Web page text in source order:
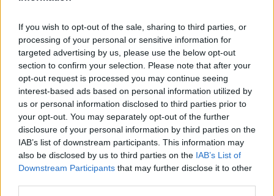
If you wish to opt-out of the sale, sharing to third parties, or
processing of your personal or sensitive information for
targeted advertising by us, please use the below opt-out
section to confirm your selection. Please note that after your
opt-out request is processed you may continue seeing
interest-based ads based on personal information utilized by
us or personal information disclosed to third parties prior to
your opt-out. You may separately opt-out of the further
disclosure of your personal information by third parties on the
IAB’s list of downstream participants. This information may
also be disclosed by us to third parties on the IAB’s List of
Downstream Participants that may further disclose it to other
Feste
Kinderheim